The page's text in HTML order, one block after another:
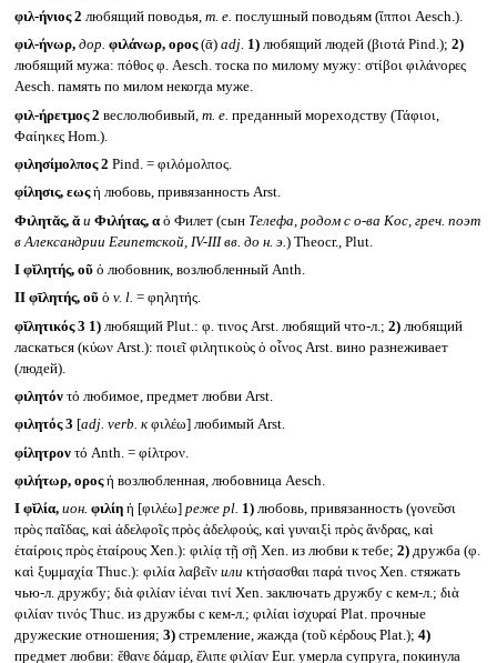
φιλ-ήνιος 2 любящий поводья, т. е. послушный поводьям (ἵπποι Aesch.).
φιλ-ήνωρ, дор. φιλάνωρ, ορος(ᾱ) adj. 1)любящий людей (βιοτά Pind.); 2)
любящий мужа: πόθος φ. Aesch. тоска по милому мужу: στίβοι φιλάνορες
Aesch. память по милом некогда муже.
φιλ-ήρετμος 2 веслолюбивый, т. е. преданный мореходству (Τάφιοι,
Φαίηκες Hom.).
φιλησίμολπος 2 Pind. = φιλόμολπος.
φίλησις, εωςἡ любовь, привязанность Arst.
Φιλητᾰς, ᾰ и Φιλήτας, αὁ Филет (сын Телефа, родом с о-ва Кос, греч. поэт
в Александрии Египетской, IV-III вв. до н. э. ) Theocr., Plut.
I φῐλητής, οῦὁ любовник, возлюбленный Anth.
II φῑλητής, οῦὁ v. l. = φηλητής.
φῐλητικός 3 1)любящий Plut.: φ. τινος Arst. любящий что-л.; 2)любящий
ласкаться (κύων Arst.): ποιεῖ φιλητικοὺς ὁ οἶνος Arst. вино разнеживает
(людей).
φιλητόν τό любимое, предмет любви Arst.
φιλητός 3 [adj. verb. кφιλέω] любимый Arst.
φίλητρον τό Anth. = φίλτρον.
φιλήτωρ, οροςἡ возлюбленная, любовница Aesch.
I φῐλία, ион. φιλίηἡ [φιλέω] реже pl. 1)любовь, привязанность (γονεῦσι
πρὸς παῖδας, καὶ ἀδελφοῖς πρὸς ἀδελφούς, καὶ γυναιξὶ πρὸς ἄνδρας, καὶ
ἑταίροις πρὸς ἑταίρους Xen.): φιλίᾳ τῇ σῇ Xen. из любви к тебе; 2)дружба (φ.
καὶ ξυμμαχία Thuc.): φιλία λαβεῖν или κτήσασθαι παρά τινος Xen. стяжать
чью-л. дружбу; διὰ φιλίαν ἰέναι τινί Xen. заключать дружбу с кем-л.; διὰ
φιλίαν τινός Thuc. из дружбы с кем-л.; φιλίαι ἰσχυραί Plat. прочные
дружеские отношения; 3)стремление, жажда (τοῦ κέρδους Plat.); 4)
предмет любви: ἔθανε δάμαρ, ἔλιπε φιλίαν Eur. умерла супруга, покинула